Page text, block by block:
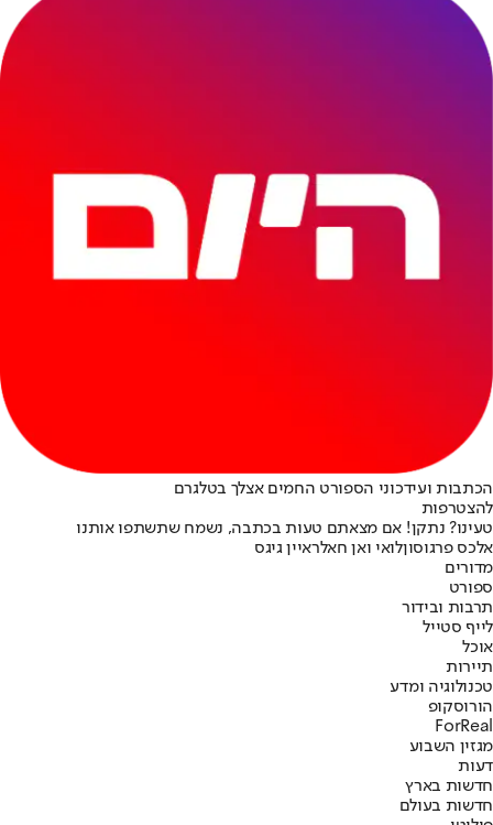
הכתבות ועידכוני הספורט החמים אצלך בטלגרם
להצטרפות
טעינו? נתקן! אם מצאתם טעות בכתבה, נשמח שתשתפו אותנו
אלכס פרגוסוןלואי ואן חאלראיין גיגס
מדורים
ספורט
תרבות ובידור
לייף סטייל
אוכל
תיירות
טכנולוגיה ומדע
הורוסקופ
ForReal
מגזין השבוע
דעות
חדשות בארץ
חדשות בעולם